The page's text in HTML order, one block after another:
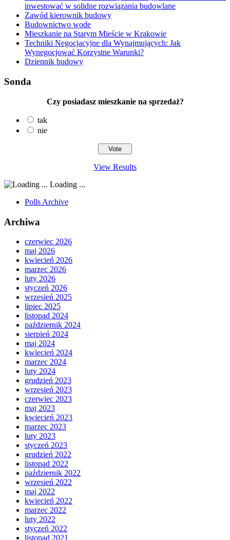
inwestować w solidne rozwiązania budowlane
Zawód kierownik budowy
Budownictwo wode
Mieszkanie na Starym Mieście w Krakowie
Techniki Negocjacyjne dla Wynajmujących: Jak
Wynegocjować Korzystne Warunki?
Dziennik budowy
Sonda
Czy posiadasz mieszkanie na sprzedaż?
tak
nie
View Results
Loading ...
Polls Archive
Archiwa
czerwiec 2026
maj 2026
kwiecień 2026
marzec 2026
luty 2026
styczeń 2026
wrzesień 2025
lipiec 2025
listopad 2024
październik 2024
sierpień 2024
maj 2024
kwiecień 2024
marzec 2024
luty 2024
grudzień 2023
wrzesień 2023
czerwiec 2023
maj 2023
kwiecień 2023
marzec 2023
luty 2023
styczeń 2023
grudzień 2022
listopad 2022
październik 2022
wrzesień 2022
maj 2022
kwiecień 2022
marzec 2022
luty 2022
styczeń 2022
listopad 2021